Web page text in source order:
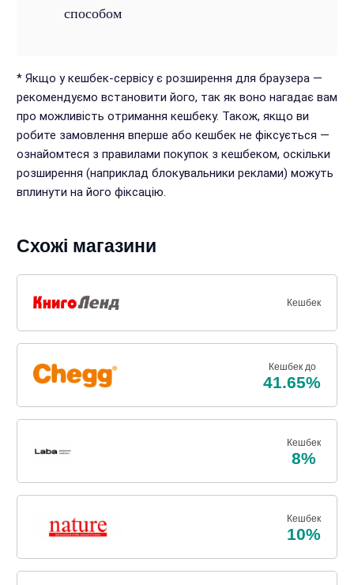
способом
* Якщо у кешбек-сервісу є розширення для браузера —
рекомендуємо встановити його, так як воно нагадає вам
про можливість отримання кешбеку. Також, якщо ви
робите замовлення вперше або кешбек не фіксується —
ознайомтеся з правилами покупок з кешбеком, оскільки
розширення (наприклад блокувальники реклами) можуть
вплинути на його фіксацію.
Схожі магазини
Кешбек
Кешбек до
41.65%
Кешбек
8%
Кешбек
10%